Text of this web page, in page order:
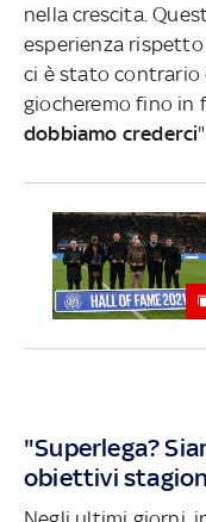
nella crescita.
esperienza
ci è stato contrario
giocheremo fino in
dobbiamo crederci".
"Superlega?
obiettivi